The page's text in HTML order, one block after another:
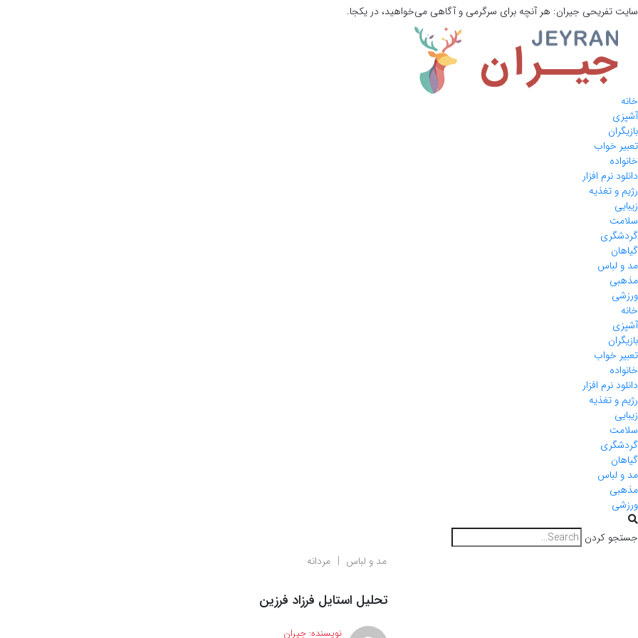
سایت تفریحی جیران: هر آنچه برای سرگرمی و آگاهی می‌خواهید، در یکجا.
خانه
آشپزی
بازیگران
تعبیر خواب
خانواده
دانلود نرم افزار
رژیم و تغذیه
زیبایی
سلامت
گردشگری
گیاهان
مد و لباس
مذهبی
ورزشی
خانه
آشپزی
بازیگران
تعبیر خواب
خانواده
دانلود نرم افزار
رژیم و تغذیه
زیبایی
سلامت
گردشگری
گیاهان
مد و لباس
مذهبی
ورزشی
جستجو کردن
مد و لباس
مردانه
تحلیل استایل فرزاد فرزین
نویسنده: جیران